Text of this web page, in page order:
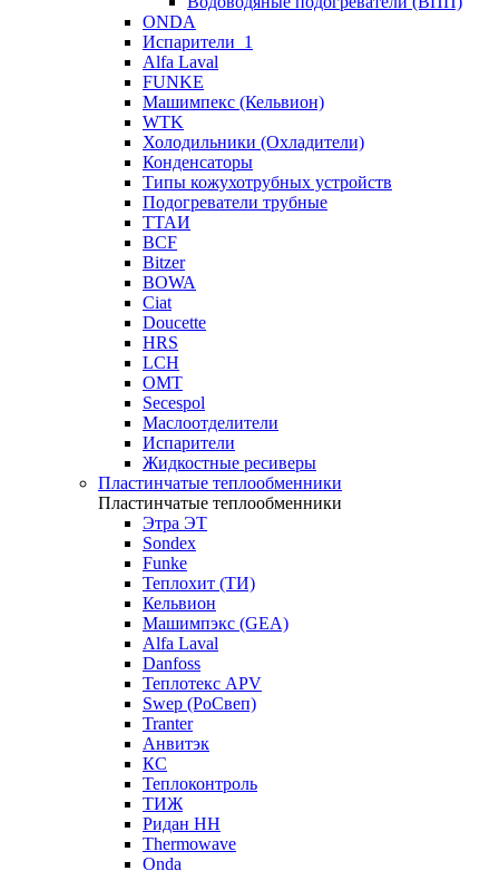
ONDA
Испарители_1
Alfa Laval
FUNKE
Машимпекс (Кельвион)
WTK
Холодильники (Охладители)
Конденсаторы
Типы кожухотрубных устройств
Подогреватели трубные
ТТАИ
BCF
Bitzer
BOWA
Ciat
Doucette
HRS
LCH
OMT
Secespol
Маслоотделители
Испарители
Жидкостные ресиверы
Пластинчатые теплообменники
Пластинчатые теплообменники
Этра ЭТ
Sondex
Funke
Теплохит (ТИ)
Кельвион
Машимпэкс (GEA)
Alfa Laval
Danfoss
Теплотекс APV
Swep (РоСвеп)
Tranter
Анвитэк
КС
Теплоконтроль
ТИЖ
Ридан НН
Thermowave
Onda